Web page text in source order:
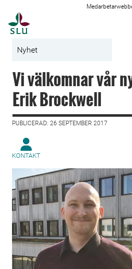
Nyhet
Vi välkomnar vår
Erik Brockwell
PUBLICERAD: 26 SEPTEMBER 2017
KONTAKT